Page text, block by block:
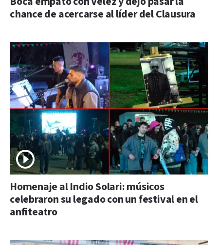
chance de acercarse al líder del Clausura
Homenaje al Indio Solari: músicos
celebraron su legado con un festival en el
anfiteatro